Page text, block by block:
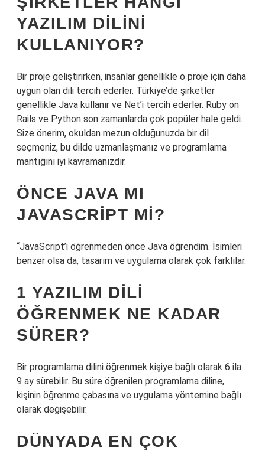
YAZILIM DILINI
KULLANIYOR?
Bir proje geliştirirken, insanlar genellikle o proje için daha
uygun olan dili tercih ederler. Türkiye’de şirketler
genellikle Java kullanır ve Net’i tercih ederler. Ruby on
Rails ve Python son zamanlarda çok popüler hale geldi.
Size önerim, okuldan mezun olduğunuzda bir dil
seçmeniz, bu dilde uzmanlaşmanız ve programlama
mantığını iyi kavramanızdır.
ÖNCE JAVA MI
JAVASCRIPT MI?
“JavaScript’i öğrenmeden önce Java öğrendim. İsimleri
benzer olsa da, tasarım ve uygulama olarak çok farklılar.
1 YAZILIM DILI
ÖĞRENMEK NE KADAR
SÜRER?
Bir programlama dilini öğrenmek kişiye bağlı olarak 6 ila
9 ay sürebilir. Bu süre öğrenilen programlama diline,
kişinin öğrenme çabasına ve uygulama yöntemine bağlı
olarak değişebilir.
DÜNYADA EN ÇOK